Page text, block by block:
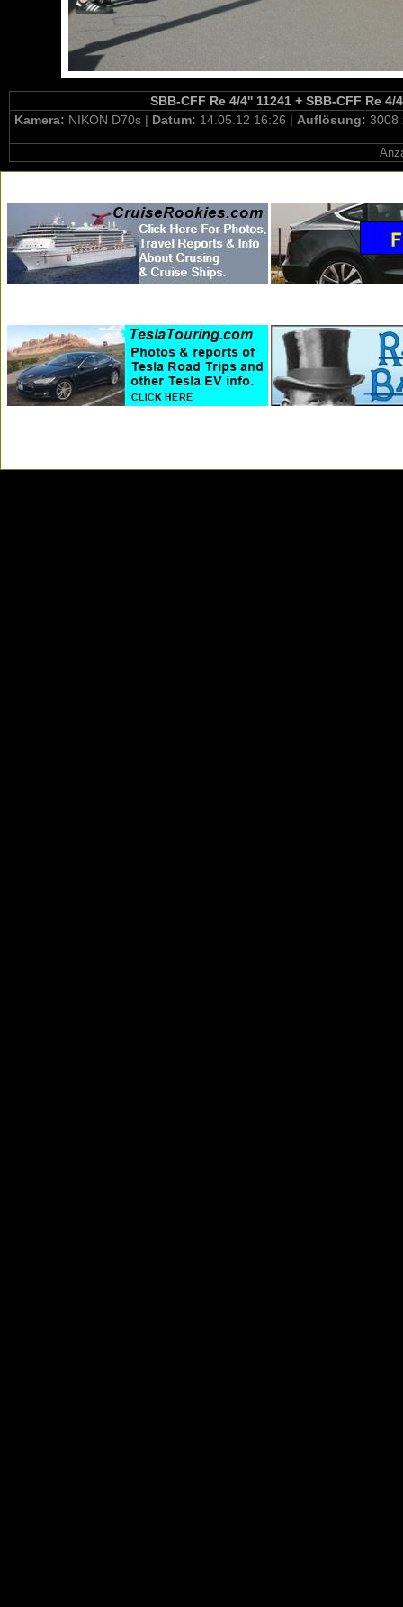
SBB-CFF Re 4/4'' 11241 + SBB-CFF Re
Kamera: NIKON D70s | Datum: 14.05.12 16:26 | Auflösung: 3008